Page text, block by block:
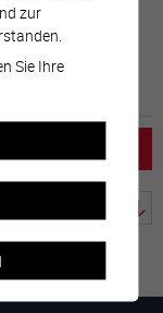
zur
Sie Ihre